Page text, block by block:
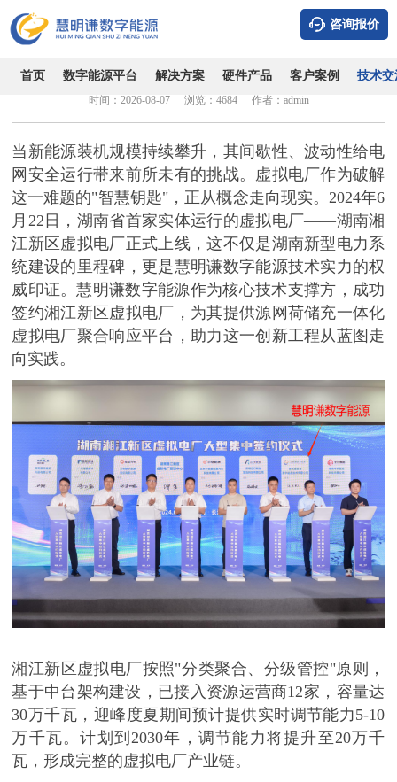
咨询报价
首页 数字能源平台 解决方案 硬件产品 客户案例 技术交
慧明谦数字能源：赋能湖南湘江新区虚拟电厂，开创源网荷
时间：2026-08-07 浏览：4684 作者：admin
当新能源装机规模持续攀升，其间歇性、波动性给电
网安全运行带来前所未有的挑战。虚拟电厂作为破解
这一难题的"智慧钥匙"，正从概念走向现实。2024年6
月22日，湖南省首家实体运行的虚拟电厂——湖南湘
江新区虚拟电厂正式上线，这不仅是湖南新型电力系
统建设的里程碑，更是慧明谦数字能源技术实力的权
威印证。慧明谦数字能源作为核心技术支撑方，成功
签约湘江新区虚拟电厂，为其提供源网荷储充一体化
虚拟电厂聚合响应平台，助力这一创新工程从蓝图走
向实践。
湘江新区虚拟电厂按照"分类聚合、分级管控"原则，
基于中台架构建设，已接入资源运营商12家，容量达
30万千瓦，迎峰度夏期间预计提供实时调节能力5-10
万千瓦。计划到2030年，调节能力将提升至20万千
瓦，形成完整的虚拟电厂产业链。